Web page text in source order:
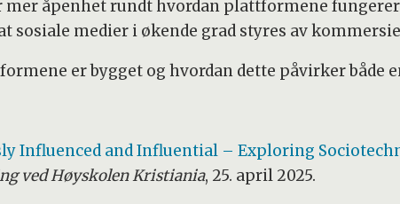
mer åpenhet rundt hvordan plattformene
sosiale medier i økende grad styres av
er bygget og hvordan dette påvirker både
Influenced and Influential – Exploring
ved Høyskolen Kristiania, 25. april 2025.